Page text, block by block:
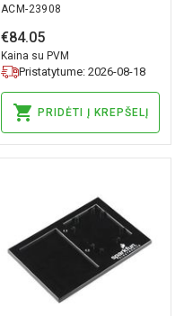
Raspberry Pi - CSI-
HDMI adapter -
ArduCam B0399B0091
ACM-23908
€84.05
Kaina su PVM
Pristatytume: 2026-08-18
PRIDĖTI Į KREPŠELĮ